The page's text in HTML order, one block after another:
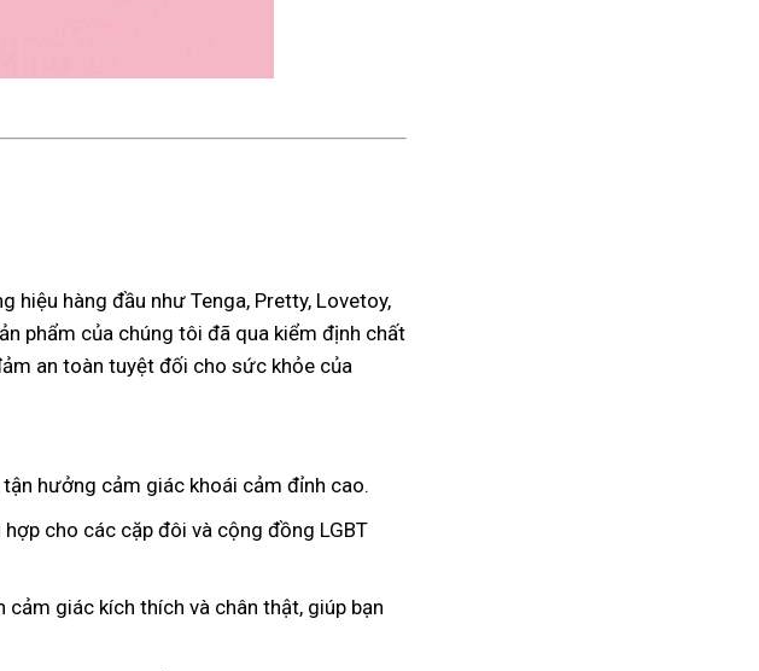
hàng đầu như Tenga, Pretty, Lovetoy,
phẩm của chúng tôi đã qua kiểm định chất
an toàn tuyệt đối cho sức khỏe của
hưởng cảm giác khoái cảm đỉnh cao.
cho các cặp đôi và cộng đồng LGBT
giác kích thích và chân thật, giúp bạn